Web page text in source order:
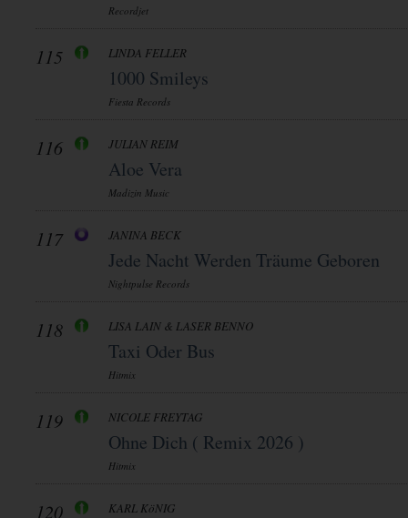
Recordjet
115 LINDA FELLER
1000 Smileys
Fiesta Records
116 JULIAN REIM
Aloe Vera
Madizin Music
117 JANINA BECK
Jede Nacht Werden Träume Geboren
Nightpulse Records
118 LISA LAIN & LASER BENNO
Taxi Oder Bus
Hitmix
119 NICOLE FREYTAG
Ohne Dich ( Remix 2026 )
Hitmix
120 KARL KöNIG